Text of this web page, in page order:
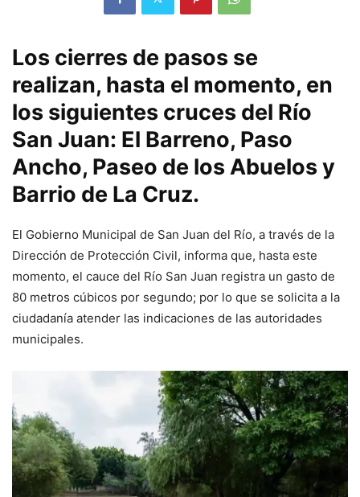
Los cierres de pasos se
realizan, hasta el momento, en
los siguientes cruces del Río
San Juan: El Barreno, Paso
Ancho, Paseo de los Abuelos y
Barrio de La Cruz.
El Gobierno Municipal de San Juan del Río, a través de la
Dirección de Protección Civil, informa que, hasta este
momento, el cauce del Río San Juan registra un gasto de
80 metros cúbicos por segundo; por lo que se solicita a la
ciudadanía atender las indicaciones de las autoridades
municipales.